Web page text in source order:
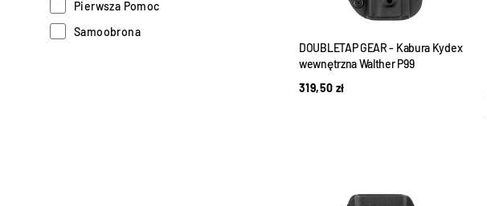
Pierwsza Pomoc
Samoobrona
DOUBLETAP GEAR - Kabura Kydex
wewnętrzna Walther P99
319,50 zł